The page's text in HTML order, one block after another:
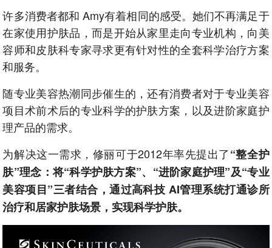
许多消费者都和 Amy有着相同的感受。她们不再满足于
在家使用护肤品，而是开始从家里走向专业机构，向美
容师和皮肤科专家寻求更有针对性的全套科学治疗方案
和服务。
随专业美容热潮同步催生的，还有消费者对于专业美容
项目术前术后的专业科学的护肤方案，以及进阶家庭护
理产品的需求。
为解决这一需求，修丽可于2012年率先提出了“整全护
肤”理念：将“科学护肤方案”、“进阶家庭护理”及“专业
美容项目”三者结合，通过高科技 AI管理系统打通诊所
治疗和居家护肤场景，实现科学护肤。